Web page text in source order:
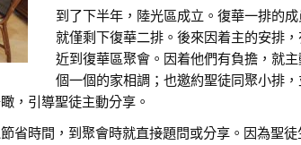
到了下半年，陸光區成立。復華一排的
就僅剩下復華二排。後來因着主的安排
近到復華區聚會。因着他們有負擔，就
個一個的家相調；也邀約聖徒同聚小排
，引導聖徒主動分享。
省時間，到聚會時就直接題問或分享。因為聖